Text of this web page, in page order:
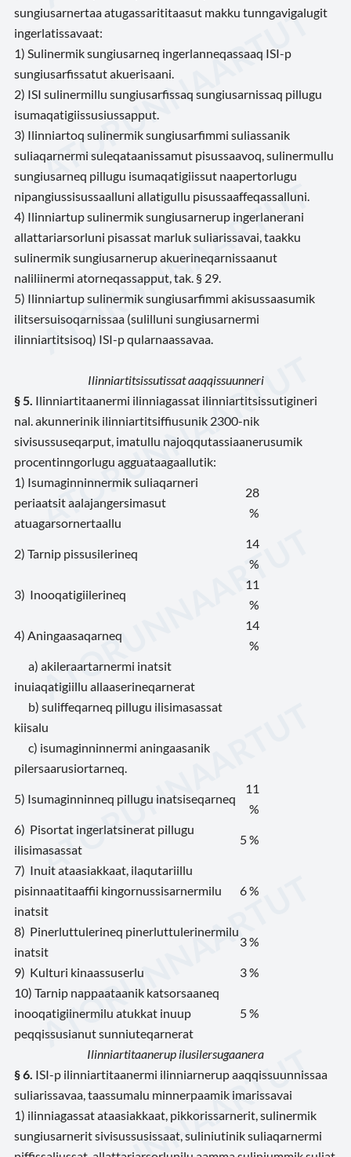
sungiusarnertaa atugassarititaasut makku tunngavigalugit
ingerlatissavaat:
1) Sulinermik sungiusarneq ingerlanneqassaaq ISI-p
sungiusarfissatut akuerisaani.
2) ISI sulinermillu sungiusarfissaq sungiusarnissaq pillugu
isumaqatigiissusiussapput.
3) Ilinniartoq sulinermik sungiusarfimmi suliassanik
suliaqarnermi suleqataanissamut pisussaavoq, sulinermullu
sungiusarneq pillugu isumaqatigiissut naapertorlugu
nipangiussisussaalluni allatigullu pisussaaffeqassalluni.
4) Ilinniartup sulinermik sungiusarnerup ingerlanerani
allattariarsorluni pisassat marluk suliarissavai, taakku
sulinermik sungiusarnerup akuerineqarnissaanut
naliliinermi atorneqassapput, tak. § 29.
5) Ilinniartup sulinermik sungiusarfimmi akisussaasumik
ilitsersuisoqarnissaa (sulilluni sungiusarnermi
ilinniartitsisoq) ISI-p qularnaassavaa.
Ilinniartitsissutissat aaqqissuunneri
§ 5. Ilinniartitaanermi ilinniagassat ilinniartitsissutigineri
nal. akunnerinik ilinniartitsiffiusunik 2300-nik
sivisussuseqarput, imatullu najoqqutassiaanerusumik
procentinngorlugu agguataagaallutik:
1) Isumaginninnermik suliaqarneri
periaatsit aalajangersimasut
atuagarsornertaallu
28
%
2) Tarnip pissusilerineq
14
%
3) Inooqatigiilerineq
11
%
4) Aningaasaqarneq
14
%
a) akileraartarnermi inatsit
inuiaqatigiillu allaaserineqarnerat
b) suliffeqarneq pillugu ilisimasassat
kiisalu
c) isumaginninnermi aningaasanik
pilersaarusiortarneq.
5) Isumaginninneq pillugu inatsiseqarneq
11
%
6) Pisortat ingerlatsinerat pillugu
ilisimasassat
5 %
7) Inuit ataasiakkaat, ilaqutariillu
pisinnaatitaaffii kingornussisarnermilu
inatsit
6 %
8) Pinerluttulerineq pinerluttulerinermilu
inatsit
3 %
9) Kulturi kinaassuserlu
3 %
10) Tarnip nappaataanik katsorsaaneq
inooqatigiinermilu atukkat inuup
peqqissusianut sunniuteqarnerat
5 %
Ilinniartitaanerup ilusilersugaanera
§ 6. ISI-p ilinniartitaanermi ilinniarnerup aaqqissuunnissaa
suliarissavaa, taassumalu minnerpaamik imarissavai
1) ilinniagassat ataasiakkaat, pikkorissarnerit, sulinermik
sungiusarnerit sivisussusissaat, suliniutinik suliaqarnermi